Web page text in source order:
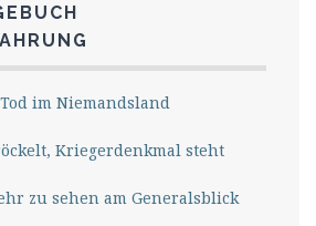
im Niemandsland
Kriegerdenkmal steht
zu sehen am Generalsblick